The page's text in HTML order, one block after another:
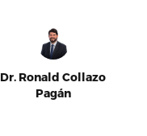
Dr. Ronald Collazo
Pagán